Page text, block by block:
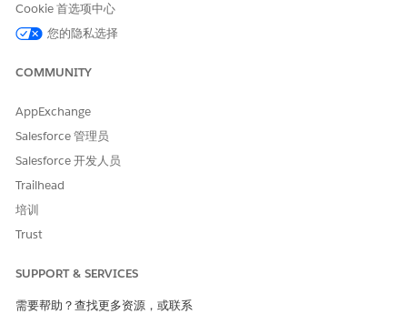
Cookie 首选项中心
您的隐私选择
COMMUNITY
AppExchange
Salesforce 管理员
Salesforce 开发人员
Trailhead
培训
Trust
SUPPORT & SERVICES
需要帮助？查找更多资源，或联系